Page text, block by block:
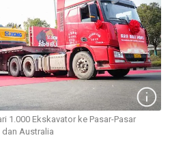
1.000 Ekskavator ke Pasar-Pasar
dan Australia